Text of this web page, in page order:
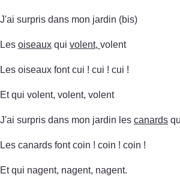
J'ai surpris dans mon jardin (bis)
Les oiseaux qui volent, volent
Les oiseaux font cui ! cui ! cui !
Et qui volent, volent, volent
J'ai surpris dans mon jardin les canards
Les canards font coin ! coin ! coin !
Et qui nagent, nagent, nagent.